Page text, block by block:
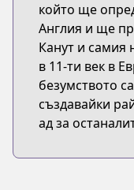
който ще
Англия и ще
Канут и самия
в 11-ти век в
безумството
създавайки
ад за